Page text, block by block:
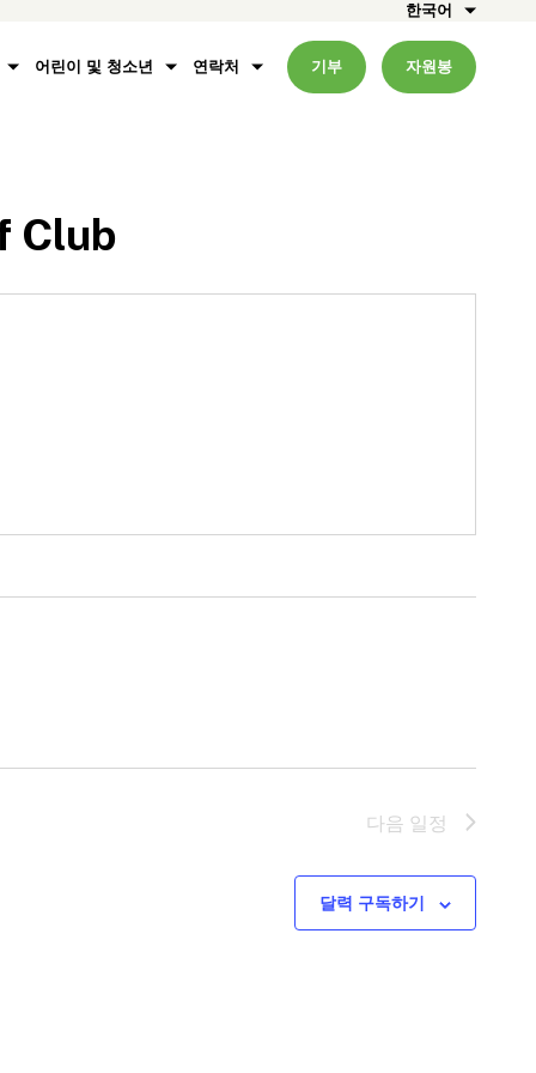
한국어
어린이 및 청소년 연락처 기부 자원봉
Club
다음 일정
달력 구독하기